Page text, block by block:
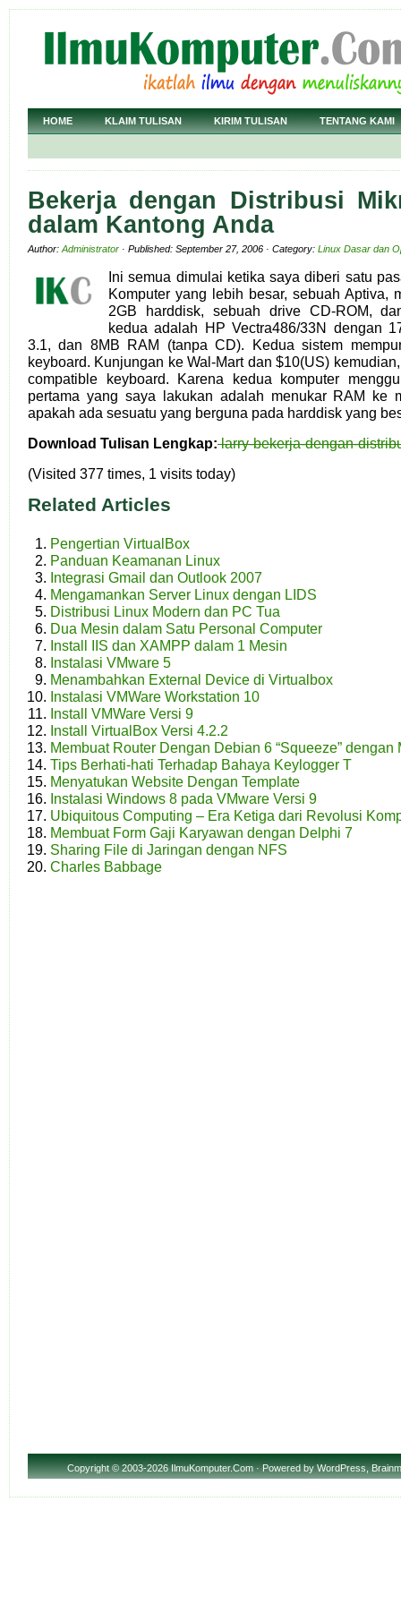
HOME KLAIM TULISAN KIRIM TULISAN TENTANG KAMI
Bekerja dengan Distribusi
dalam Kantong Anda
Author: Administrator · Published: September 27, 2006 · Category: Linux Dasar dan
Ini semua dimulai ketika saya diberi satu
Komputer yang lebih besar, sebuah Aptiva,
2GB harddisk, sebuah drive CD-ROM,
kedua adalah HP Vectra486/33N dengan
3.1, dan 8MB RAM (tanpa CD). Kedua sistem
keyboard. Kunjungan ke Wal-Mart dan $10(US)
compatible keyboard. Karena kedua komputer
pertama yang saya lakukan adalah menukar RAM ke
apakah ada sesuatu yang berguna pada harddisk yang
Download Tulisan Lengkap:larry-bekerja-dengan-
(Visited 377 times, 1 visits today)
Related Articles
Pengertian VirtualBox
Panduan Keamanan Linux
Integrasi Gmail dan Outlook 2007
Mengamankan Server Linux dengan LIDS
Distribusi Linux Modern dan PC Tua
Dua Mesin dalam Satu Personal Computer
Install IIS dan XAMPP dalam 1 Mesin
Instalasi VMware 5
Menambahkan External Device di Virtualbox
Instalasi VMWare Workstation 10
Install VMWare Versi 9
Install VirtualBox Versi 4.2.2
Membuat Router Dengan Debian 6 “Squeeze”
Tips Berhati-hati Terhadap Bahaya Keylogger T
Menyatukan Website Dengan Template
Instalasi Windows 8 pada VMware Versi 9
Ubiquitous Computing – Era Ketiga dari Revolusi
Membuat Form Gaji Karyawan dengan Delphi 7
Sharing File di Jaringan dengan NFS
Charles Babbage
Copyright© 2003-2026 IlmuKomputer.Com · Powered byWordPress,